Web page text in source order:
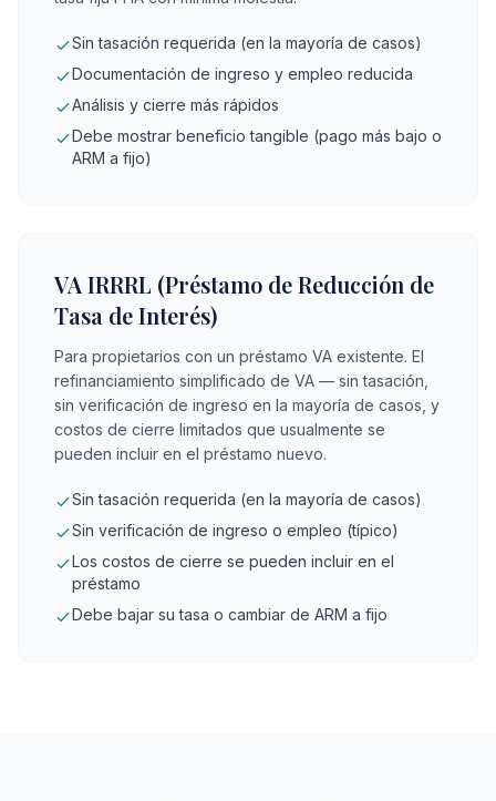
Sin tasación requerida (en la mayoría de casos)
Documentación de ingreso y empleo reducida
Análisis y cierre más rápidos
Debe mostrar beneficio tangible (pago más bajo o
ARM a fijo)
VA IRRRL (Préstamo de Reducción de
Tasa de Interés)
Para propietarios con un préstamo VA existente. El
refinanciamiento simplificado de VA — sin tasación,
sin verificación de ingreso en la mayoría de casos, y
costos de cierre limitados que usualmente se
pueden incluir en el préstamo nuevo.
Sin tasación requerida (en la mayoría de casos)
Sin verificación de ingreso o empleo (típico)
Los costos de cierre se pueden incluir en el
préstamo
Debe bajar su tasa o cambiar de ARM a fijo